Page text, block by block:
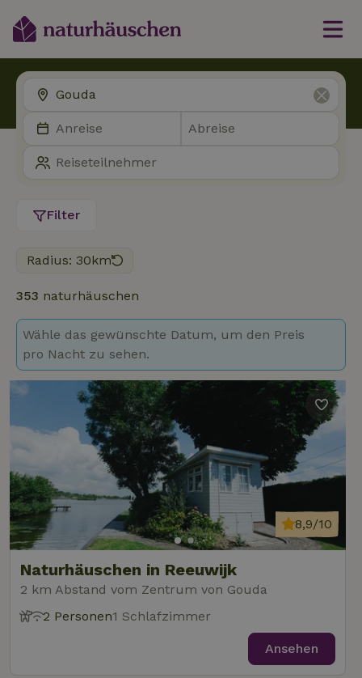
Filter
Radius: 30km
353 naturhäuschen
Wähle das gewünschte Datum, um den Preis
pro Nacht zu sehen.
Naturhäuschen in Reeuwijk
2 km Abstand vom Zentrum von Gouda
8,9/10
2 Personen1 Schlafzimmer
Ansehen